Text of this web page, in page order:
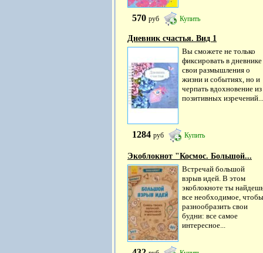
570 руб Купить
Дневник счастья. Вид 1
Вы сможете не только
фиксировать в дневнике
свои размышления о
жизни и событиях, но и
черпать вдохновение из
позитивных изречений...
1284 руб Купить
Экоблокнот "Космос. Большой...
Встречай большой
взрыв идей. В этом
экоблокноте ты
все необходимое, чтобы
разнообразить свои
будни: все самое
интересное...